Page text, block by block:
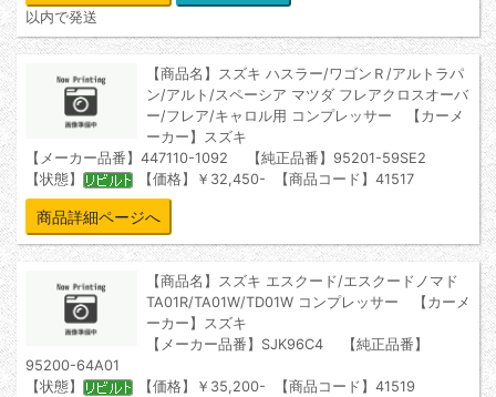
以内で発送
【商品名】スズキ ハスラー/ワゴンＲ/アルトラパ
ン/アルト/スペーシア マツダ フレアクロスオーバ
ー/フレア/キャロル用 コンプレッサー 【カーメ
ーカー】スズキ
【メーカー品番】447110-1092 【純正品番】95201-59SE2
【状態】
【価格】￥32,450- 【商品コード】41517
商品詳細ページへ
【商品名】スズキ エスクード/エスクードノマド
TA01R/TA01W/TD01W コンプレッサー 【カーメ
ーカー】スズキ
【メーカー品番】SJK96C4 【純正品番】
95200-64A01
【状態】
【価格】￥35,200- 【商品コード】41519